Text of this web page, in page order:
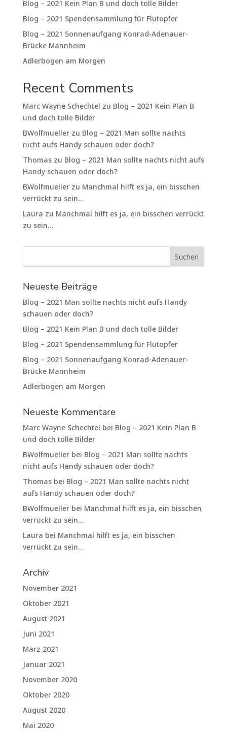
Blog – 2021 Kein Plan B und doch tolle Bilder
Blog – 2021 Spendensammlung für Flutopfer
Blog – 2021 Sonnenaufgang Konrad-Adenauer-
Brücke Mannheim
Adlerbogen am Morgen
Recent Comments
Marc Wayne Schechtel zu Blog – 2021 Kein Plan B
und doch tolle Bilder
BWolfmuellerzu Blog – 2021 Man sollte nachts
nicht aufs Handy schauen oder doch?
Thomaszu Blog – 2021 Man sollte nachts nicht aufs
Handy schauen oder doch?
BWolfmuellerzu Manchmal hilft es ja, ein bisschen
verrückt zu sein…
Laura zu Manchmal hilft es ja, ein bisschen verrückt
zu sein…
Neueste Beiträge
Blog – 2021 Man sollte nachts nicht aufs Handy
schauen oder doch?
Blog – 2021 Kein Plan B und doch tolle Bilder
Blog – 2021 Spendensammlung für Flutopfer
Blog – 2021 Sonnenaufgang Konrad-Adenauer-
Brücke Mannheim
Adlerbogen am Morgen
Neueste Kommentare
Marc Wayne Schechtel bei Blog – 2021 Kein Plan B
und doch tolle Bilder
BWolfmuellerbei Blog – 2021 Man sollte nachts
nicht aufs Handy schauen oder doch?
Thomasbei Blog – 2021 Man sollte nachts nicht
aufs Handy schauen oder doch?
BWolfmuellerbei Manchmal hilft es ja, ein bisschen
verrückt zu sein…
Laura bei Manchmal hilft es ja, ein bisschen
verrückt zu sein…
Archiv
November 2021
Oktober 2021
August 2021
Juni 2021
März 2021
Januar 2021
November 2020
Oktober 2020
August 2020
Mai 2020